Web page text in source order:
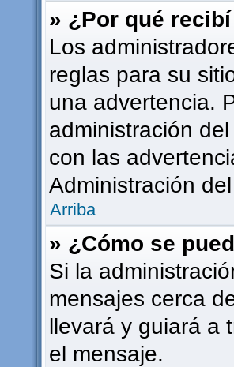
» ¿Por qué
Los
reglas para su
una advertencia.
administración
con las
Administración
Arriba
» ¿Cómo se
Si la
mensajes cerca
llevará y guiará a
el mensaje.